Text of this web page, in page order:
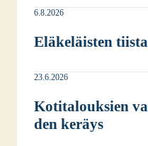
6.8.2026
Elä­ke­läis­ten
23.6.2026
Koti­ta­louk­sien
den keräys